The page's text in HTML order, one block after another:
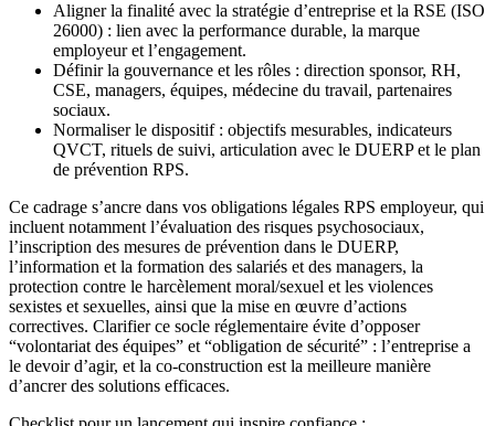
Aligner la finalité avec la stratégie d’entreprise et la RSE (ISO
26000) : lien avec la performance durable, la marque
employeur et l’engagement.
Définir la gouvernance et les rôles : direction sponsor, RH,
CSE, managers, équipes, médecine du travail, partenaires
sociaux.
Normaliser le dispositif : objectifs mesurables, indicateurs
QVCT, rituels de suivi, articulation avec le DUERP et le plan
de prévention RPS.
Ce cadrage s’ancre dans vos obligations légales RPS employeur, qui
incluent notamment l’évaluation des risques psychosociaux,
l’inscription des mesures de prévention dans le DUERP,
l’information et la formation des salariés et des managers, la
protection contre le harcèlement moral/sexuel et les violences
sexistes et sexuelles, ainsi que la mise en œuvre d’actions
correctives. Clarifier ce socle réglementaire évite d’opposer
“volontariat des équipes” et “obligation de sécurité” : l’entreprise a
le devoir d’agir, et la co‑construction est la meilleure manière
d’ancrer des solutions efficaces.